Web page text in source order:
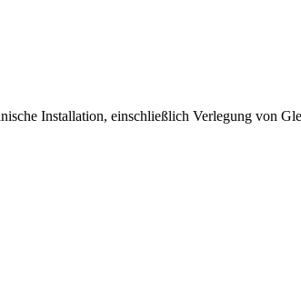
Installation, einschließlich Verlegung von